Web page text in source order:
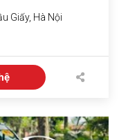
Giấy, Hà Nội